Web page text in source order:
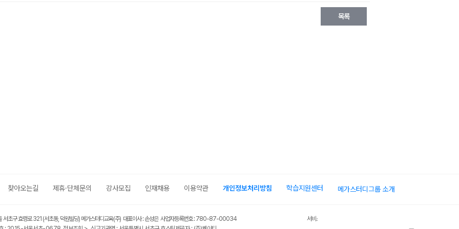
찾아오는길 제휴·단체문의 강사모집 인재채용 이용약관 개인정보처리방침 학습지원센터 메가스터디그룹 소개
초구 효령로 321 (서초동, 덕원빌딩) 메가스터디교육(주) 대표이사 : 손성은 사업자등록번호 : 780-87-00034
서비스 가입사실 확인